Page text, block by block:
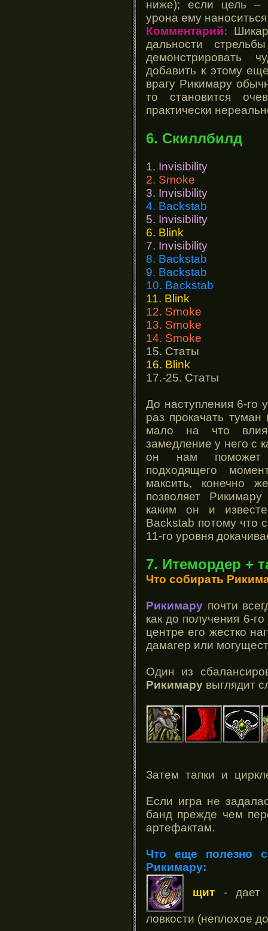
ниже); если цель –
урона ему наноситься
Комментарий:
дальности
демонстрировать
добавить к этому
врагу Рикимару
то становится
практически
6. Скиллбилд
1. Invisibility
2. Smoke
3. Invisibility
4. Backstab
5. Invisibility
6. Blink
7. Invisibility
8. Backstab
9. Backstab
10. Backstab
11. Blink
12. Smoke
13. Smoke
14. Smoke
15. Статы
16. Blink
17.-25. Статы
До наступления 6-го
раз прокачать туман
мало на что
замедление у него с
он нам поможет
подходящего
максить, конечно
позволяет
каким он и
Backstab потому что
11-го уровня
7. Итемордер +
Что собирать
Рикимару почти
как до получения 6-
центре его жестко
дамагер или
Один из
Рикимару выглядит
Затем тапки и
Если игра не
банд прежде чем
артефактам.
Что еще полезно
Рикимару:
щит - дает
ловкости (неплохое